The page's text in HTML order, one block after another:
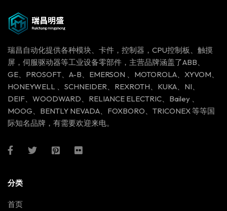
瑞昌自动化提供各种模块、卡件，控制器，CPU控制板、触摸
屏，伺服驱动器等工业设备零部件，主营品牌涵盖了ABB、
GE、PROSOFT、A-B、EMERSON 、MOTOROLA、XYVOM、
HONEYWELL 、SCHNEIDER、REXROTH、KUKA、NI、
DEIF、WOODWARD、RELIANCE ELECTRIC、Bailey 、
MOOG、BENTLY NEVADA、FOXBORO、TRICONEX 等等国
际知名品牌，有需要欢迎来电。
分类
首页